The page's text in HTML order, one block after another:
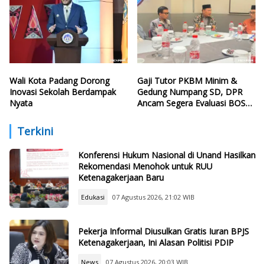
Wali Kota Padang Dorong
Inovasi Sekolah Berdampak
Nyata
Gaji Tutor PKBM Minim &
Gedung Numpang SD, DPR
Ancam Segera Evaluasi BOSP
Terkini
Konferensi Hukum Nasional di Unand Hasilkan
Rekomendasi Menohok untuk RUU
Ketenagakerjaan Baru
Edukasi 07 Agustus 2026, 21:02 WIB
Pekerja Informal Diusulkan Gratis Iuran BPJS
Ketenagakerjaan, Ini Alasan Politisi PDIP
News 07 Agustus 2026, 20:03 WIB